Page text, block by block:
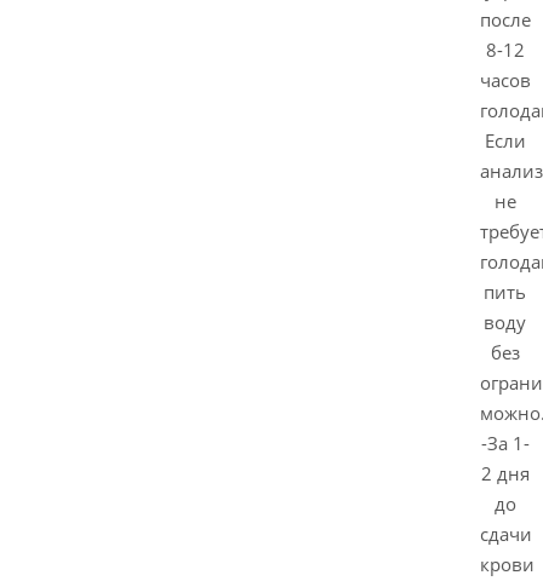
после
8-12
часов
Если
анализ
не
пить
воду
без
-За 1-
2 дня
до
сдачи
крови